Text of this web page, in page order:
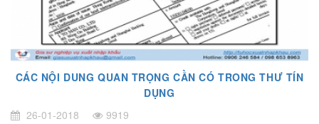
CÁC NỘI DUNG QUAN TRỌNG CẦN CÓ TRONG THƯ TÍN
DỤNG
26-01-2018
9919